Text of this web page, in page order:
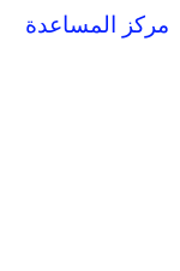
مركز المساعدة